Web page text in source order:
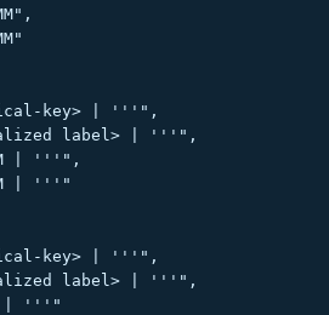
key> | '''",
label> | '''",
| '''",
| '''"
key> | '''",
label> | '''",
'''"